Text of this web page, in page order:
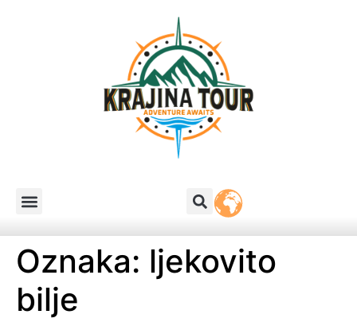
Oznaka: ljekovito
bilje